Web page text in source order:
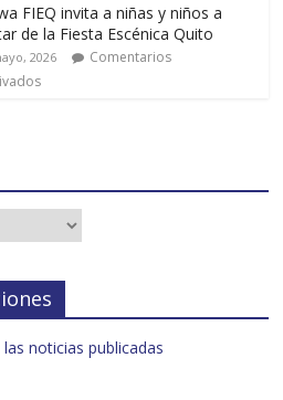
FIEQ invita a niñas y niños a
de la Fiesta Escénica Quito
2026
Comentarios
noticias publicadas